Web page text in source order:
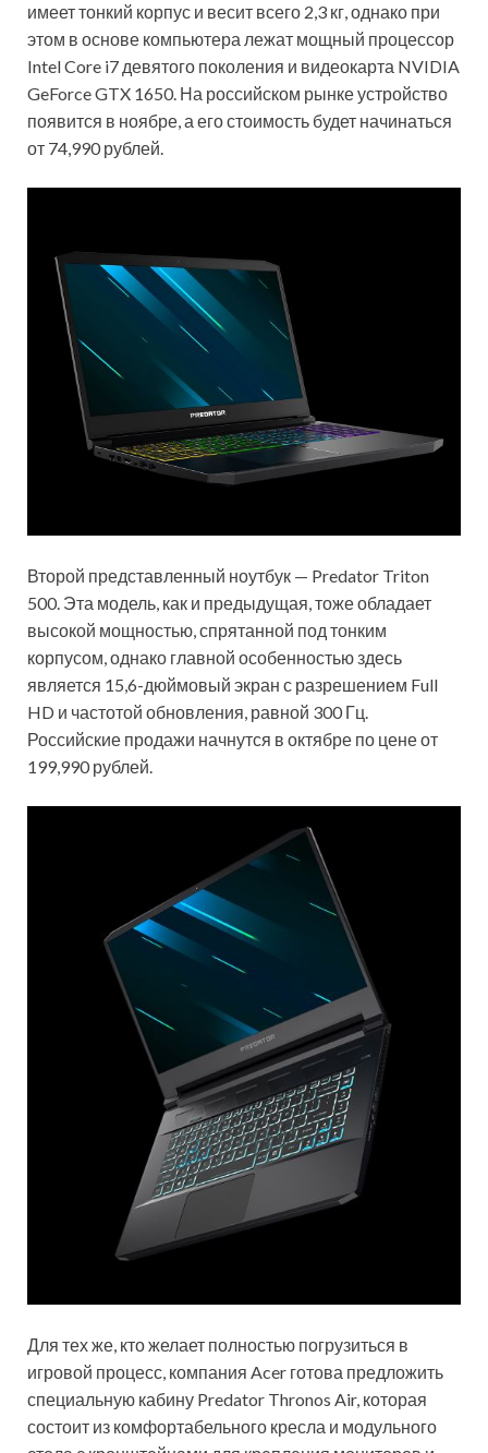
имеет тонкий корпус и весит всего 2,3 кг, однако при
этом в основе компьютера лежат мощный процессор
Intel Core i7 девятого поколения и видеокарта NVIDIA
GeForce GTX 1650. На российском рынке устройство
появится в ноябре, а его стоимость будет начинаться
от 74,990 рублей.
Второй представленный ноутбук — Predator Triton
500. Эта модель, как и предыдущая, тоже обладает
высокой мощностью, спрятанной под тонким
корпусом, однако главной особенностью здесь
является 15,6-дюймовый экран с разрешением Full
HD и частотой обновления, равной 300 Гц.
Российские продажи начнутся в октябре по цене от
199,990 рублей.
Для тех же, кто желает полностью погрузиться в
игровой процесс, компания Acer готова предложить
специальную кабину Predator Thronos Air, которая
состоит из комфортабельного кресла и модульного